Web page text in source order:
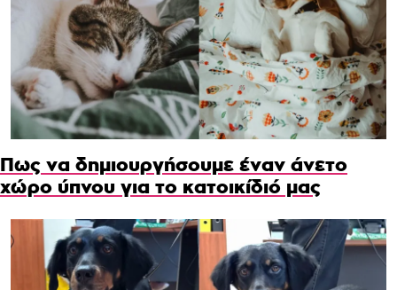
Πως να δημιουργήσουμε έναν άνετο
χώρο ύπνου για το κατοικίδιό μας